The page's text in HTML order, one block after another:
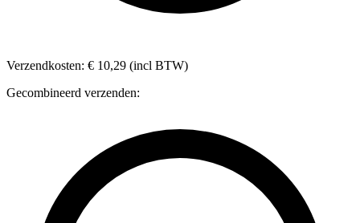
Verzendkosten: € 10,29 (incl BTW)
Gecombineerd verzenden: